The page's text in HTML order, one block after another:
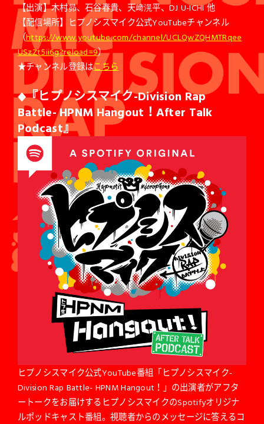
【出演】木村昴、石谷春貴、天﨑滉平、DJ U-ICHI 他
【配信場所】ヒプノシスマイク公式YouTubeチャンネル
（https://www.youtube.com/channel/UCLQwZQHMTRqee
USzZt5ii6g?reload=9）
★チャンネル登録はこちら
◆『ヒプノシスマイク-Division Rap
Battle- HPNM Hangout！After Talk
Podcast』
ヒプノシスマイク公式YouTube番組「ヒプノシスマイク-
Division Rap Battle- HPNM Hangout！」の出演者がアフタ
ートークをお届けするヒプノシスマイクのSpotifyオリジナ
ルポッドキャスト番組。視聴者からのメッセージに答えるコ